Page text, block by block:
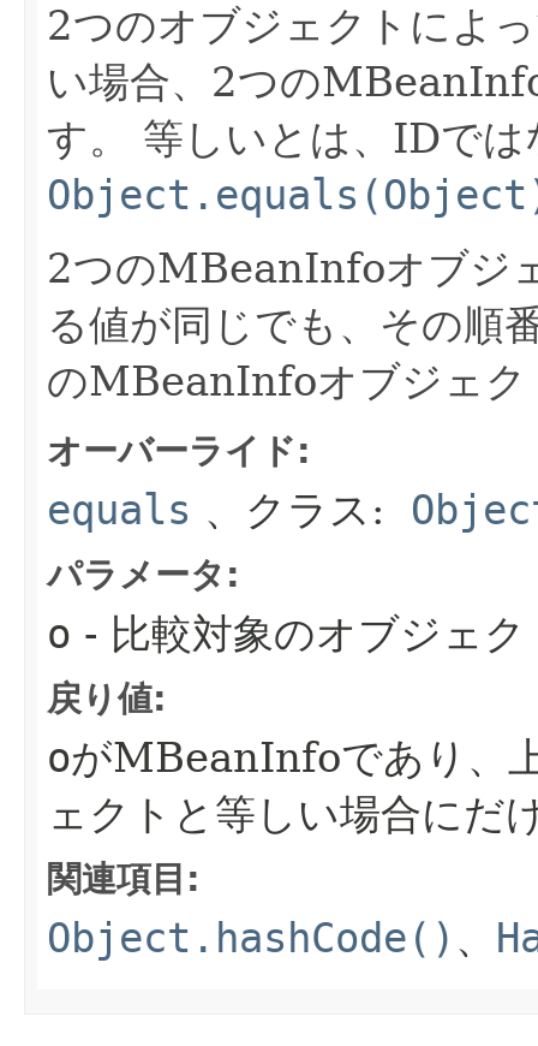
2つのオブジェクトによ
い場合、2つの
す。
等しいとは、IDでは
2つのMBeanInfoオブジ
る値が同じでも、その順
のMBeanInfoオブジェク
オーバーライド:
equals 、クラス:
パラメータ:
o - 比較対象のオブジェク
戻り値:
oがMBeanInfoであり、
ェクトと等しい場合にだ
関連項目:
Object.hashCode() 、